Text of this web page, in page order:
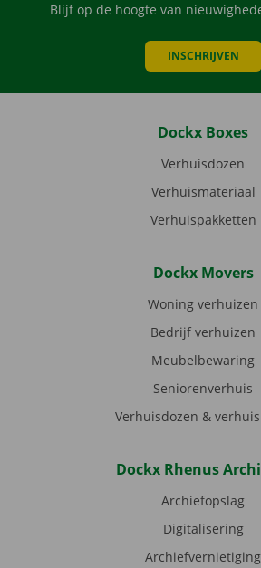
Blijf op de hoogte van
INSCHRIJVEN
Dockx Boxes
Verhuisdozen
Verhuismateriaal
Verhuispakketten
Dockx Movers
Woning verhuizen
Bedrijf verhuizen
Meubelbewaring
Seniorenverhuis
Verhuisdozen &
Dockx Rhenus
Archiefopslag
Digitalisering
Archiefvernietiging